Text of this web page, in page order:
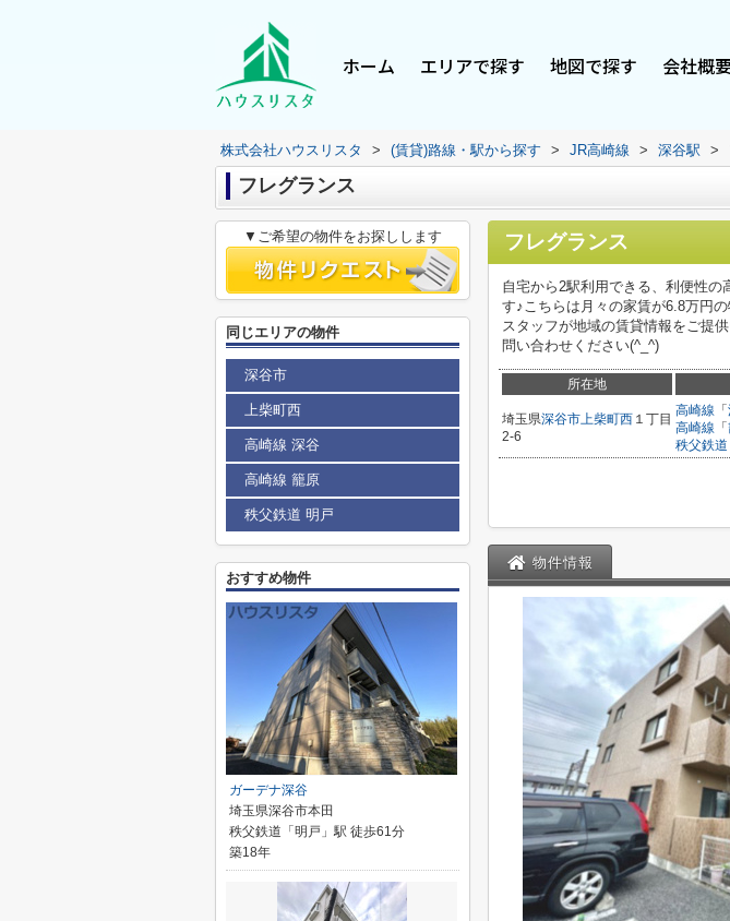
ホーム エリアで探す 地図で探す 会社概
株式会社ハウスリスタ > (賃貸)路線・駅から探す > JR高崎線 > 深谷駅 >
フレグランス
フレグランス
自宅から2駅利用できる、利便性
す♪こちらは月々の家賃が6.8万円
スタッフが地域の賃貸情報をご提
問い合わせください(^_^)
所在地
埼玉県深谷市上柴町西 １丁目
2-6
高崎線 「
高崎線 「
秩父鉄道
物件情報
▼ご希望の物件をお探しします
同じエリアの物件
深谷市
上柴町西
高崎線 深谷
高崎線 籠原
秩父鉄道 明戸
おすすめ物件
ガーデナ深谷
埼玉県深谷市本田
秩父鉄道「明戸」駅 徒歩61分
築18年